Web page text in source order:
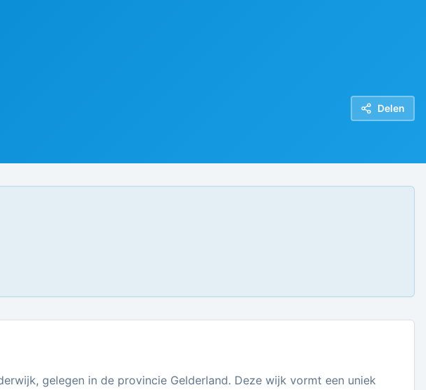
Delen
gelegen in de provincie Gelderland. Deze wijk vormt een uniek